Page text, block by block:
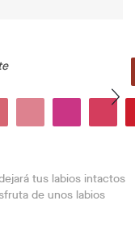
tus labios intactos
de unos labios